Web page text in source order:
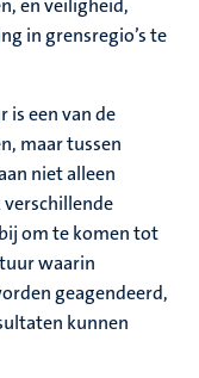
en veiligheid,
in grensregio’s te
een van de
maar tussen
niet alleen
om te komen tot
waarin
geagendeerd,
kunnen